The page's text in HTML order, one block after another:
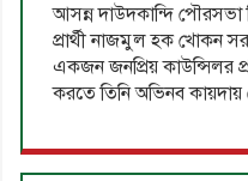
আসন্ন দাউদকান্দি পৌরসভা
প্রার্থী নাজমুল হক খোকন
একজন জনপ্রিয় কাউন্সিলর
করতে তিনি অভিনব